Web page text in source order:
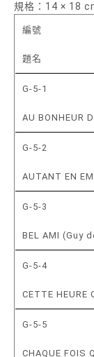
規格：14 × 18
編號
題名
G-5-1
AU BONHEUR
G-5-2
AUTANT EN
G-5-3
BEL AMI (Guy
G-5-4
CETTE HEURE
G-5-5
CHAQUE FOIS